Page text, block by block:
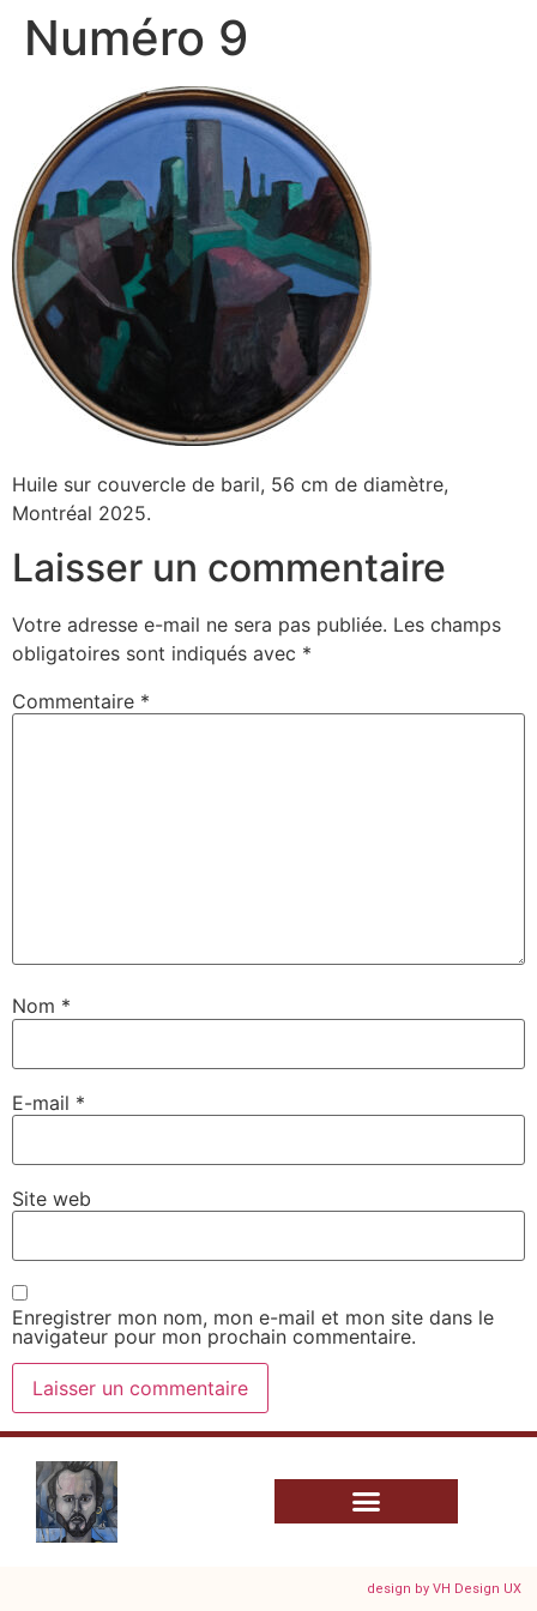
Numéro 9
Huile sur couvercle de baril, 56 cm de diamètre,
Montréal 2025.
Laisser un commentaire
Votre adresse e-mail ne sera pas publiée. Les champs
obligatoires sont indiqués avec *
Commentaire *
Nom *
E-mail *
Site web
Enregistrer mon nom, mon e-mail et mon site dans le
navigateur pour mon prochain commentaire.
design by VH Design UX